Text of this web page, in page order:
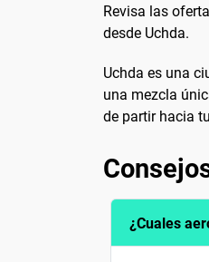
Revisa las
desde Uchda.
Uchda es una
una mezcla
de partir hacia
¿Cuales